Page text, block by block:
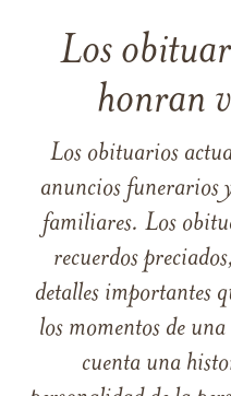
Los
honran
Los obituarios
anuncios funerarios
familiares. Los
recuerdos
detalles importantes
los momentos de
cuenta una